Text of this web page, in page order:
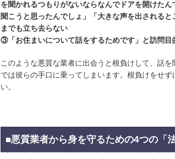
を聞かれるつもりがないならなんでドアを開けた
聞こうと思ったんでしょ」「大きな声を出される
までも立ち去らない
③「お住まいについて話をするためです」と訪問
このような悪質な業者に出会うと根負けして、話
では彼らの手口に乗ってしまいます。根負けをせ
い。
■悪質業者から身を守るための4つの「